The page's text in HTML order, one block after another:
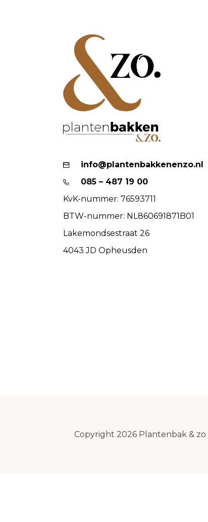
info@plantenbakkenenzo.nl
085 – 487 19 00
KvK-nummer: 76593711
BTW-nummer: NL860691871B01
Lakemondsestraat 26
4043 JD Opheusden
Copyright 2026 Plantenbak &